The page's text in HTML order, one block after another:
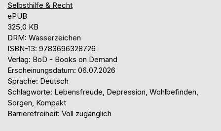
Selbsthilfe & Recht
ePUB
325,0 KB
DRM: Wasserzeichen
ISBN-13: 9783696328726
Verlag: BoD - Books on Demand
Erscheinungsdatum: 06.07.2026
Sprache: Deutsch
Schlagworte: Lebensfreude, Depression, Wohlbefinden,
Sorgen, Kompakt
Barrierefreiheit: Voll zugänglich